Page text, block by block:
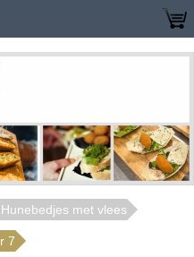
Hunebedjes met vlees
7